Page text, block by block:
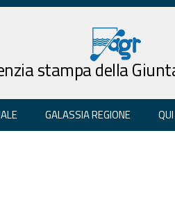
stampa della
GALASSIA REGIONE